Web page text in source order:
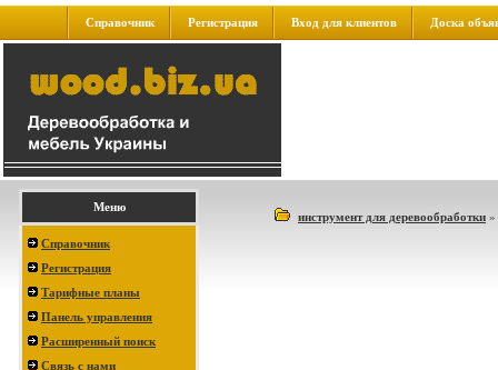
Справочник Регистрация Вход для клиентов Доска
Меню
Справочник
Регистрация
Тарифные планы
Панель управления
Расширенный поиск
Связь с нами
инструмент для деревообработки »